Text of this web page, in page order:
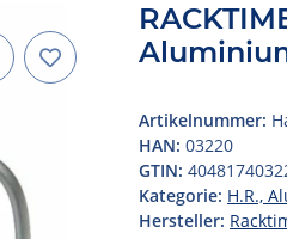
Artikelnummer:
HAN: 03220
GTIN:
Kategorie: H.R.,
Hersteller: